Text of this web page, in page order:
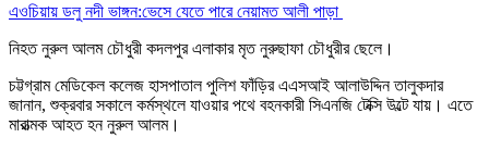
এওচিয়ায় ডলু নদী ভাঙ্গন:ভেসে যেতে পারে নেয়ামত আলী পাড়া
নিহত নুরুল আলম চৌধুরী কদলপুর এলাকার মৃত নুরুছাফা চৌধুরীর ছেলে।
চট্টগ্রাম মেডিকেল কলেজ হাসপাতাল পুলিশ ফাঁড়ির এএসআই আলাউদ্দিন তালুকদার
জানান, শুক্রবার সকালে কর্মস্থলে যাওয়ার পথে বহনকারী সিএনজি টেক্সি উল্টে যায়। এতে
মারাত্মক আহত হন নুরুল আলম।